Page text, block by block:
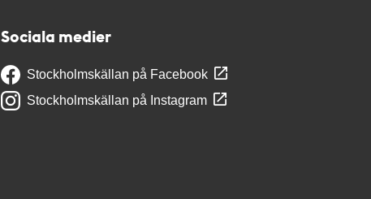
Sociala medier
Stockholmskällan på Facebook
Stockholmskällan på Instagram